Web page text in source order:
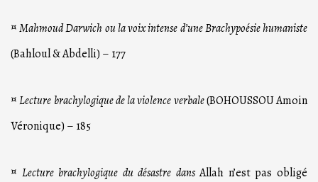
¤Mahmoud Darwich ou la voix intense d’une Brachypoésie humaniste
(Bahloul & Abdelli) – 177
¤Lecture brachylogique de la violence verbale(BOHOUSSOU Amoin
Véronique) – 185
¤ Lecture brachylogique du désastre dansAllah n’est pas obligé